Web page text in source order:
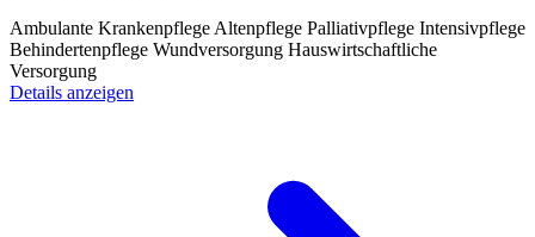
Ambulante Krankenpflege Altenpflege Palliativpflege Intensivpflege
Behindertenpflege Wundversorgung Hauswirtschaftliche
Versorgung
Details anzeigen